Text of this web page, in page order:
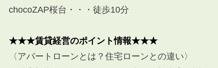
chocoZAP桜台・・・徒歩10分
★★★賃貸経営のポイント情報★★★
〈アパートローンとは？住宅ローンとの違い〉